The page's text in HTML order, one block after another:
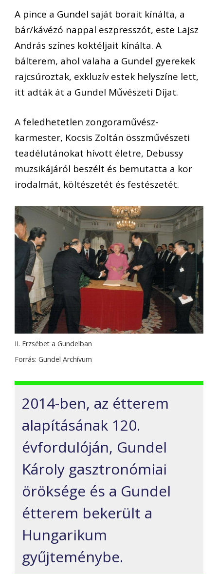
A pince a Gundel saját borait kínálta, a
bár/kávézó nappal eszpresszót, este Lajsz
András színes koktéljait kínálta. A
bálterem, ahol valaha a Gundel gyerekek
rajcsúroztak, exkluzív estek helyszíne lett,
itt adták át a Gundel Művészeti Díjat.
A feledhetetlen zongoraművész-
karmester, Kocsis Zoltán összművészeti
teadélutánokat hívott életre, Debussy
muzsikájáról beszélt és bemutatta a kor
irodalmát, költészetét és festészetét.
II. Erzsébet a Gundelban
Forrás: Gundel Archívum
2014-ben, az étterem
alapításának 120.
évfordulóján, Gundel
Károly gasztronómiai
öröksége és a Gundel
étterem bekerült a
Hungarikum
gyűjteménybe.